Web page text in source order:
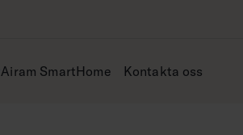
Airam SmartHome Kontakta oss